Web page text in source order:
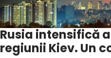
Rusia intensifică
regiunii Kiev. Un